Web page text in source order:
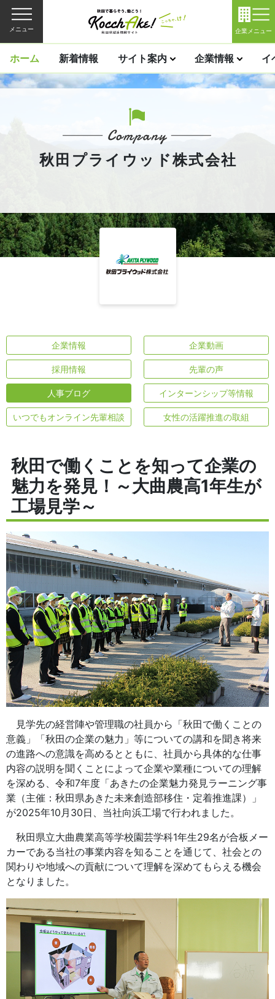
メニュー 企業メニュー
ホーム 新着情報 サイト案内 企業情報 イ
秋田プライウッド株式会社
企業情報 企業動画
採用情報 先輩の声
人事ブログ インターンシップ等情報
いつでもオンライン先輩相談 女性の活躍推進の取組
秋田で働くことを知って企業の
魅力を発見！～大曲農高1年生が
工場見学～
見学先の経営陣や管理職の社員から「秋田で働くことの
意義」「秋田の企業の魅力」等についての講和を聞き将来
の進路への意識を高めるとともに、社員から具体的な仕事
内容の説明を聞くことによって企業や業種についての理解
を深める、令和7年度「あきたの企業魅力発見ラーニング事
業（主催：秋田県あきた未来創造部移住・定着推進課）」
が2025年10月30日、当社向浜工場で行われました。
秋田県立大曲農業高等学校園芸学科1年生29名が合板メー
カーである当社の事業内容を知ることを通じて、社会との
関わりや地域への貢献について理解を深めてもらえる機会
となりました。